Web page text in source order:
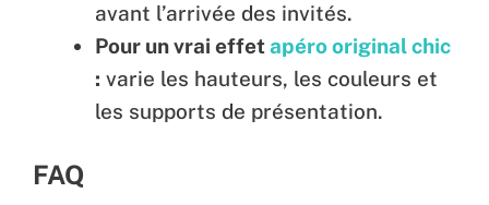
avant l’arrivée des invités.
Pour un vrai effet apéro original chic
: varie les hauteurs, les couleurs et
les supports de présentation.
FAQ